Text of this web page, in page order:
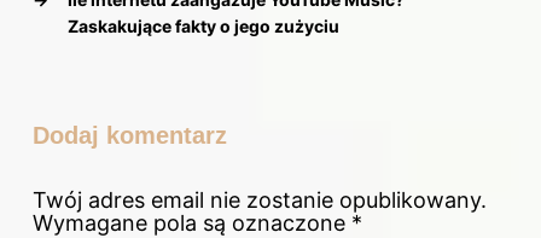
Zaskakujące fakty o jego zużyciu
Dodaj komentarz
Twój adres email nie zostanie opublikowany.
Wymagane pola są oznaczone *